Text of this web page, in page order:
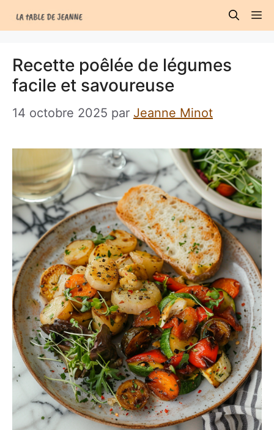
au
Recette poêlée de légumes
facile et savoureuse
14 octobre 2025 par Jeanne Minot